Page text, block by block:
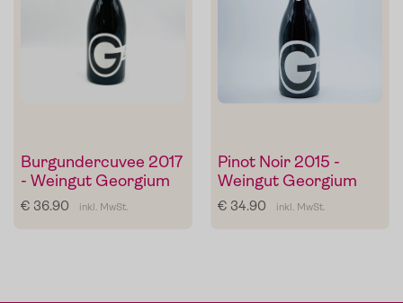
Burgundercuvee 2017
- Weingut Georgium
€ 36.90 inkl. MwSt.
Pinot Noir 2015 -
Weingut Georgium
€ 34.90 inkl. MwSt.